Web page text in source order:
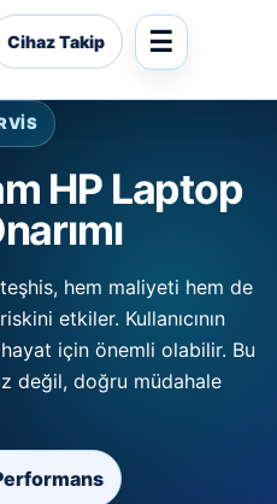
Cihaz Takip
HP Laptop
hem maliyeti hem de
etkiler. Kullanıcının
için önemli olabilir. Bu
değil, doğru müdahale